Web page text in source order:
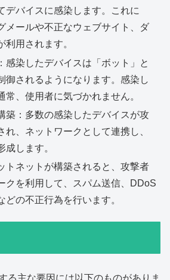
デバイスに感染します。これに
メールや不正なウェブサイト、ダ
利用されます。
感染したデバイスは「ボット」と
御されるようになります。感染し
常、使用者に気づかれません。
築：多数の感染したデバイスが攻
れ、ネットワークとして連携し、
成します。
トネットが構築されると、攻撃者
クを利用して、スパム送信、DDoS
どの不正行為を行います。